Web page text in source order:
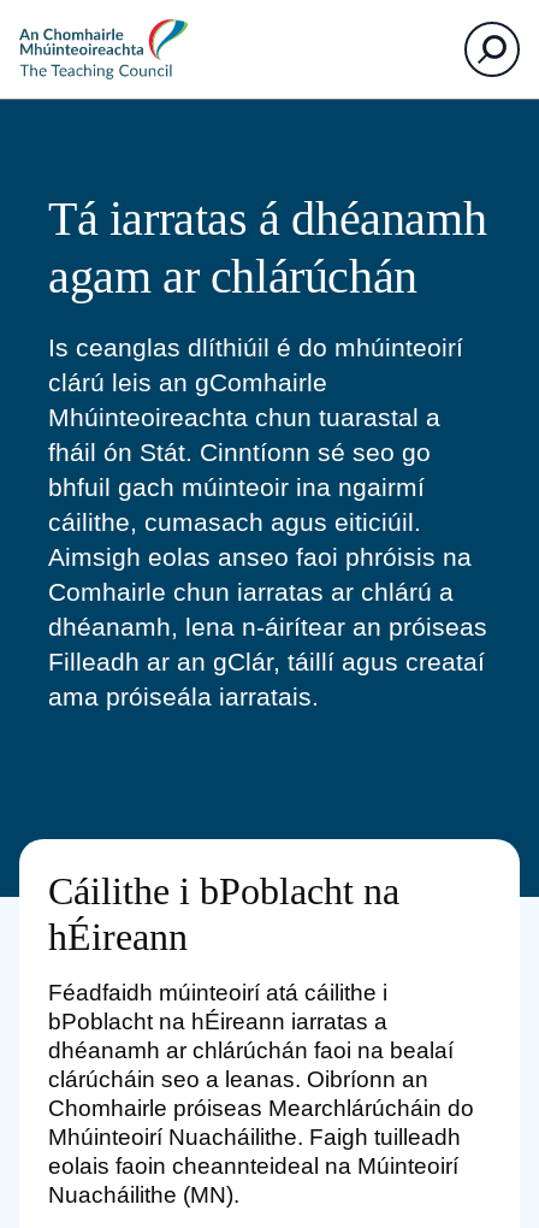
The
Teaching
Council
Cuardaigh
Tá iarratas á dhéanamh
agam ar chlárúchán
Is ceanglas dlíthiúil é do mhúinteoirí
clárú leis an gComhairle
Mhúinteoireachta chun tuarastal a
fháil ón Stát. Cinntíonn sé seo go
bhfuil gach múinteoir ina ngairmí
cáilithe, cumasach agus eiticiúil.
Aimsigh eolas anseo faoi phróisis na
Comhairle chun iarratas ar chlárú a
dhéanamh, lena n-áirítear an próiseas
Filleadh ar an gClár, táillí agus creataí
ama próiseála iarratais.
Cáilithe i bPoblacht na
hÉireann
Féadfaidh múinteoirí atá cáilithe i
bPoblacht na hÉireann iarratas a
dhéanamh ar chlárúchán faoi na bealaí
clárúcháin seo a leanas. Oibríonn an
Chomhairle próiseas Mearchlárúcháin do
Mhúinteoirí Nuacháilithe. Faigh tuilleadh
eolais faoin cheannteideal na Múinteoirí
Nuacháilithe (MN).